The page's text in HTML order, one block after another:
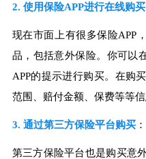
2. 使用保险APP进行在线购买
现在市面上有很多保险APP
品，包括意外保险。你可以
APP的提示进行购买。在购
范围、赔付金额、保费等等信
3. 通过第三方保险平台购买：
第三方保险平台也是购买意